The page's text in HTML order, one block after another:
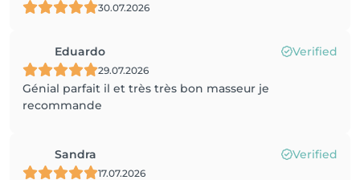
30.07.2026
Eduardo Verified
29.07.2026
Génial parfait il et très très bon masseur je
recommande
Sandra Verified
17.07.2026